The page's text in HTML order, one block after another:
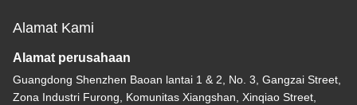
Alamat Kami
Alamat perusahaan
Guangdong Shenzhen Baoan lantai 1 & 2, No. 3, Gangzai Street,
Zona Industri Furong, Komunitas Xiangshan, Xinqiao Street,